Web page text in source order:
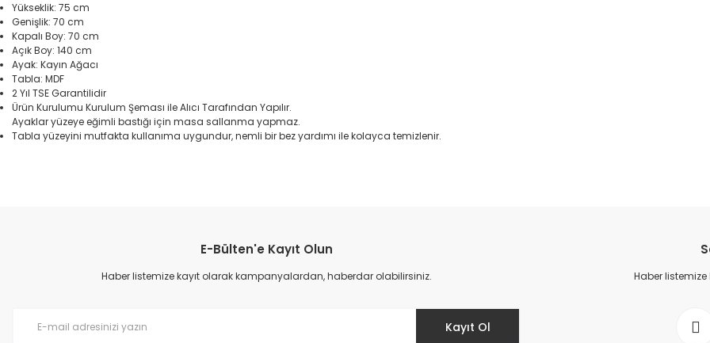
Yükseklik: 75 cm
Genişlik: 70 cm
Kapalı Boy: 70 cm
Açık Boy: 140 cm
Ayak: Kayın Ağacı
Tabla: MDF
2 Yıl TSE Garantilidir
Ürün Kurulumu Kurulum Şeması ile Alıcı Tarafından Yapılır.
Ayaklar yüzeye eğimli bastığı için masa sallanma yapmaz.
Tabla yüzeyini mutfakta kullanıma uygundur, nemli bir bez yardımı ile kolayca temizlenir.
Ürün resmi kalitesiz, bozuk veya görüntülenemiyor.
Ürün açıklamasında eksik bilgiler bulunuyor.
E-Bülten'e Kayıt Olun
Haber listemize kayıt olarak kampanyalardan, haberdar olabilirsiniz.
Kayıt Ol
Haber